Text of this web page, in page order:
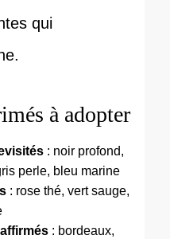
qui
à adopter
: noir profond,
perle, bleu marine
: rose thé, vert sauge,
: bordeaux,